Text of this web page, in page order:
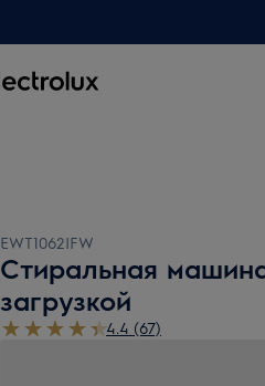
EWT1062IFW
Стиральная
загрузкой
4.4 (67)